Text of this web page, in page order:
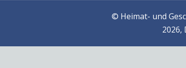
© Heimat- und
2026,